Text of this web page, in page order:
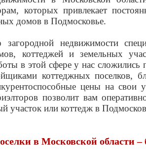
которых привлекает
домов в Подмосковье.
загородной недвижимости
коттеджей и земельных
в этой сфере у нас сложились
коттеджных поселков,
цены на свои
позволит вам
участок или коттедж в
в Московской области –